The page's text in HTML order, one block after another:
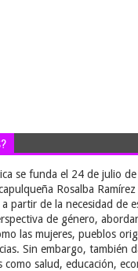
se funda el 24 de julio
Rosalba
partir de la necesidad de
de género,
las mujeres, pueblos
Sin embargo, también
como salud, educación,